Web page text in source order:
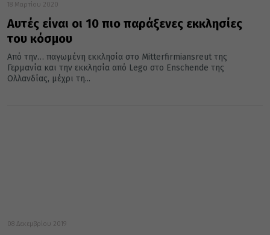
18 Μαρτίου 2020
Αυτές είναι οι 10 πιο παράξενες εκκλησίες
του κόσμου
Από την… παγωμένη εκκλησία στο Mitterfirmiansreut της
Γερμανία και την εκκλησία από Lego στο Enschende της
Ολλανδίας, μέχρι τη...
08 Δεκεμβρίου 2019